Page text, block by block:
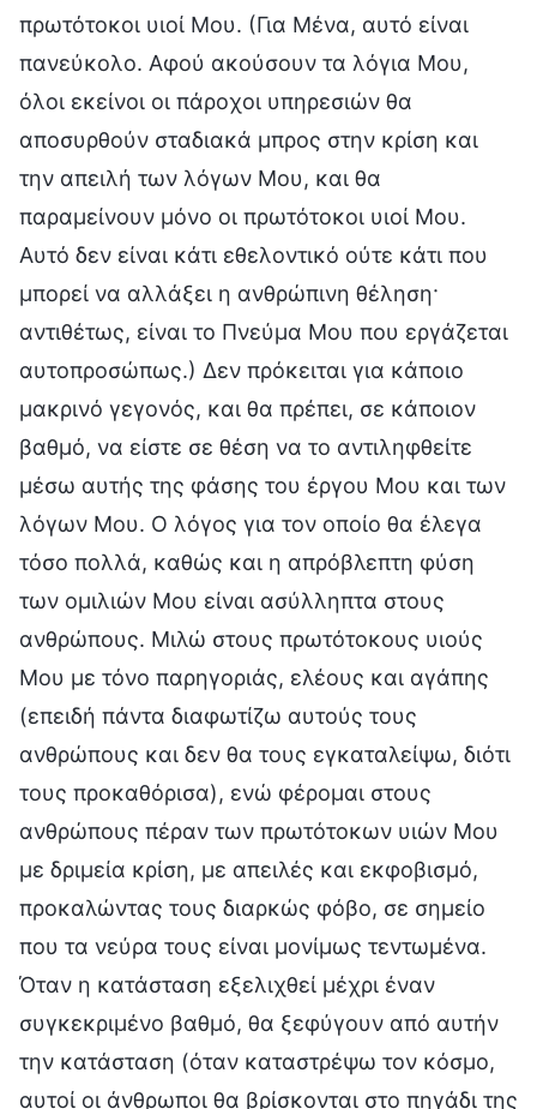
πρωτότοκοι υιοί Μου. (Για Μένα, αυτό είναι
πανεύκολο. Αφού ακούσουν τα λόγια Μου,
όλοι εκείνοι οι πάροχοι υπηρεσιών θα
αποσυρθούν σταδιακά μπρος στην κρίση και
την απειλή των λόγων Μου, και θα
παραμείνουν μόνο οι πρωτότοκοι υιοί Μου.
Αυτό δεν είναι κάτι εθελοντικό ούτε κάτι που
μπορεί να αλλάξει η ανθρώπινη θέληση·
αντιθέτως, είναι το Πνεύμα Μου που εργάζεται
αυτοπροσώπως.) Δεν πρόκειται για κάποιο
μακρινό γεγονός, και θα πρέπει, σε κάποιον
βαθμό, να είστε σε θέση να το αντιληφθείτε
μέσω αυτής της φάσης του έργου Μου και των
λόγων Μου. Ο λόγος για τον οποίο θα έλεγα
τόσο πολλά, καθώς και η απρόβλεπτη φύση
των ομιλιών Μου είναι ασύλληπτα στους
ανθρώπους. Μιλώ στους πρωτότοκους υιούς
Μου με τόνο παρηγοριάς, ελέους και αγάπης
(επειδή πάντα διαφωτίζω αυτούς τους
ανθρώπους και δεν θα τους εγκαταλείψω, διότι
τους προκαθόρισα), ενώ φέρομαι στους
ανθρώπους πέραν των πρωτότοκων υιών Μου
με δριμεία κρίση, με απειλές και εκφοβισμό,
προκαλώντας τους διαρκώς φόβο, σε σημείο
που τα νεύρα τους είναι μονίμως τεντωμένα.
Όταν η κατάσταση εξελιχθεί μέχρι έναν
συγκεκριμένο βαθμό, θα ξεφύγουν από αυτήν
την κατάσταση (όταν καταστρέψω τον κόσμο,
αυτοί οι άνθρωποι θα βρίσκονται στο πηγάδι της